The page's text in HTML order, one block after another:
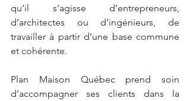
qu’il s’agisse d’entrepreneurs,
d’architectes ou d’ingénieurs, de
travailler à partir d’une base commune
et cohérente.
Plan Maison Québec prend soin
d’accompagner ses clients dans la